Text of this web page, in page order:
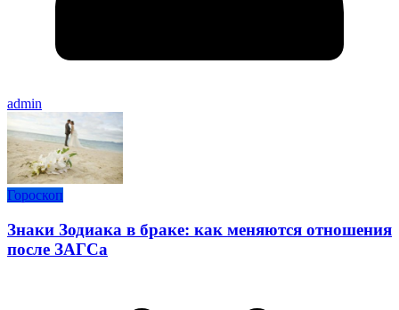
admin
Гороскоп
Знаки Зодиака в браке: как меняются отношения
после ЗАГСа